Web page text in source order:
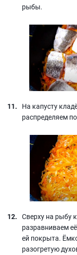
рыбы.
На капусту
распределяем
Сверху на рыбу
разравниваем
ей покрыта.
разогретую